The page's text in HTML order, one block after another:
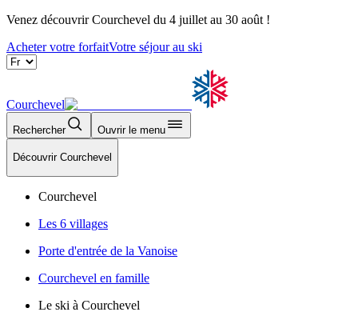
Venez découvrir Courchevel du 4 juillet au 30 août !
Acheter votre forfaitVotre séjour au ski
Courchevel
Rechercher Ouvrir le menu
Découvrir Courchevel
Courchevel
Les 6 villages
Porte d'entrée de la Vanoise
Courchevel en famille
Le ski à Courchevel